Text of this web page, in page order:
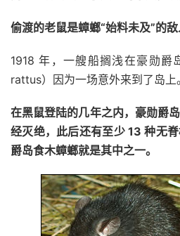
偷渡的老鼠是蟑螂“始料未及”的敌
1918 年，一艘船搁浅在豪勋爵
rattus）因为一场意外来到了岛上。
在黑鼠登陆的几年之内，豪勋爵
经灭绝，此后还有至少 13 种无
爵岛食木蟑螂就是其中之一。